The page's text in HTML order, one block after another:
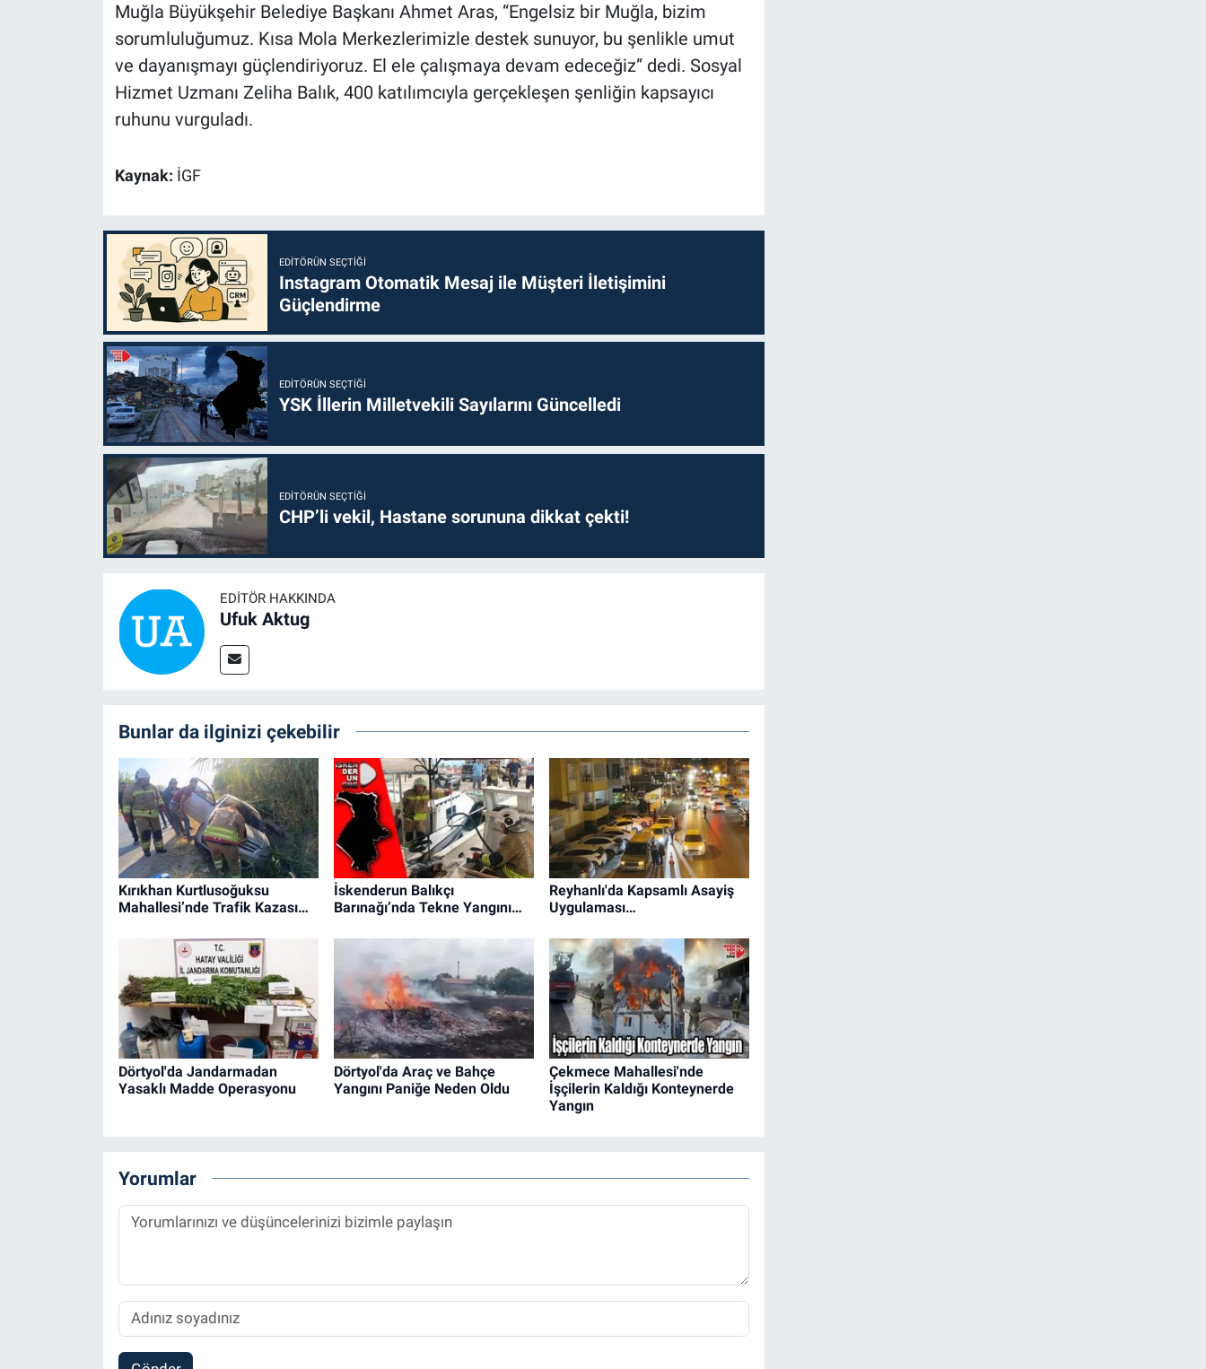
Muğla Büyükşehir Belediye Başkanı Ahmet Aras, “Engelsiz bir Muğla, bizim
sorumluluğumuz. Kısa Mola Merkezlerimizle destek sunuyor, bu şenlikle umut
ve dayanışmayı güçlendiriyoruz. El ele çalışmaya devam edeceğiz” dedi. Sosyal
Hizmet Uzmanı Zeliha Balık, 400 katılımcıyla gerçekleşen şenliğin kapsayıcı
ruhunu vurguladı.
Kaynak: İGF
EDITÖRÜN SEÇTIĞI
Instagram Otomatik Mesaj ile Müşteri İletişimini
Güçlendirme
EDITÖRÜN SEÇTIĞI
YSK İllerin Milletvekili Sayılarını Güncelledi
EDITÖRÜN SEÇTIĞI
CHP’li vekil, Hastane sorununa dikkat çekti!
EDITÖR HAKKINDA
Ufuk Aktug
Bunlar da ilginizi çekebilir
Kırıkhan Kurtlusoğuksu
Mahallesi’nde Trafik Kazası…
İskenderun Balıkçı
Barınağı’nda Tekne Yangını…
Reyhanlı'da Kapsamlı Asayiş
Uygulaması…
Dörtyol'da Jandarmadan
Yasaklı Madde Operasyonu
Dörtyol'da Araç ve Bahçe
Yangını Paniğe Neden Oldu
Çekmece Mahallesi'nde
İşçilerin Kaldığı Konteynerde
Yangın
Yorumlar